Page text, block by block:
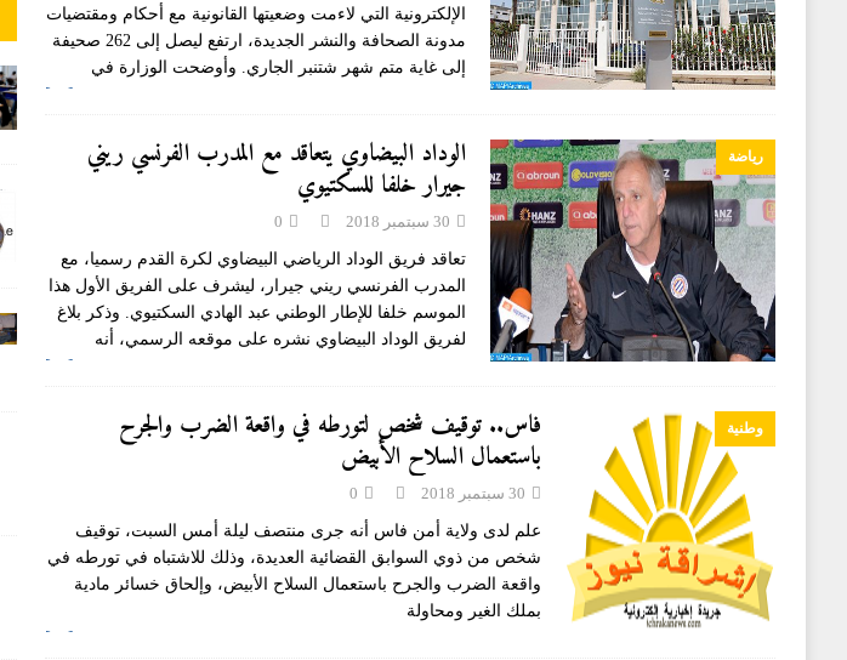
الإلكترونية التي لاءمت وضعيتها القانونية مع أحكام ومقتضيات
مدونة الصحافة والنشر الجديدة، ارتفع ليصل إلى 262 صحيفة
إلى غاية متم شهر شتنبر الجاري. وأوضحت الوزارة في
[…]
رياضة الوداد البيضاوي يتعاقد مع المدرب الفرنسي ريني
جيرار خلفا للسكتيوي
30 سبتمبر 2018 0
تعاقد فريق الوداد الرياضي البيضاوي لكرة القدم رسميا، مع
المدرب الفرنسي ريني جيرار، ليشرف على الفريق الأول هذا
الموسم خلفا للإطار الوطني عبد الهادي السكتيوي. وذكر بلاغ
لفريق الوداد البيضاوي نشره على موقعه الرسمي، أنه
[…]
وطنية فاس.. توقيف شخص لتورطه في واقعة الضرب والجرح
باستعمال السلاح الأبيض
30 سبتمبر 2018 0
علم لدى ولاية أمن فاس أنه جرى منتصف ليلة أمس السبت، توقيف
شخص من ذوي السوابق القضائية العديدة، وذلك للاشتباه في تورطه في
واقعة الضرب والجرح باستعمال السلاح الأبيض، وإلحاق خسائر مادية
بملك الغير ومحاولة
[…]